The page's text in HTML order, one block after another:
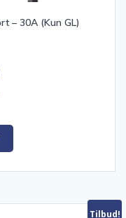
– 30A (Kun GL)
Tilbud!